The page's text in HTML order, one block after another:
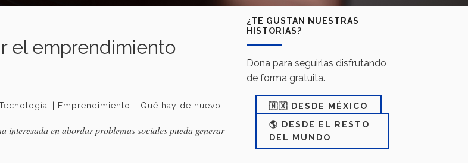
el emprendimiento
Emprendimiento Qué hay de nuevo
interesada en abordar problemas sociales pueda generar
¿TE GUSTAN NUESTRAS
HISTORIAS?
Dona para seguirlas disfrutando
de forma gratuita.
🇲🇽 DESDE MÉXICO
🌎 DESDE EL RESTO
DEL MUNDO